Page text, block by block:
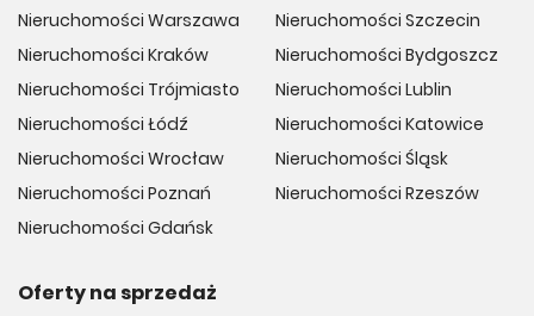
Nieruchomości Warszawa
Nieruchomości Kraków
Nieruchomości Trójmiasto
Nieruchomości Łódź
Nieruchomości Wrocław
Nieruchomości Poznań
Nieruchomości Gdańsk
Nieruchomości Szczecin
Nieruchomości Bydgoszcz
Nieruchomości Lublin
Nieruchomości Katowice
Nieruchomości Śląsk
Nieruchomości Rzeszów
Oferty na sprzedaż